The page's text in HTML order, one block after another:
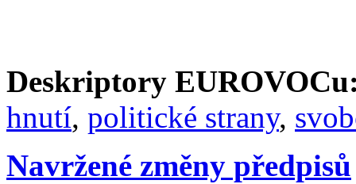
Deskriptory
hnutí, politické strany,
Navržené změny předpisů